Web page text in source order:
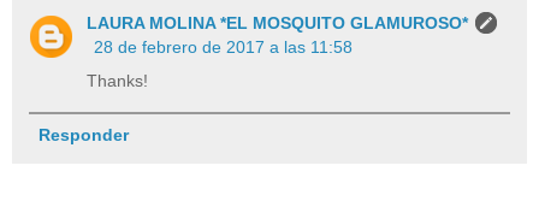
LAURA MOLINA *EL MOSQUITO GLAMUROSO*
28 de febrero de 2017 a las 11:58
Thanks!
Responder